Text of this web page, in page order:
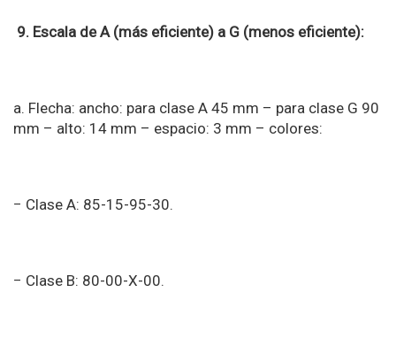
9. Escala de A (más eficiente) a G (menos eficiente):
a. Flecha: ancho: para clase A 45 mm – para clase G 90
mm – alto: 14 mm – espacio: 3 mm – colores:
− Clase A: 85-15-95-30.
− Clase B: 80-00-X-00.